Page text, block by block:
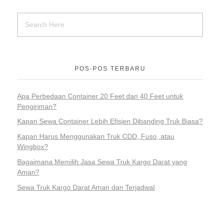
POS-POS TERBARU
Apa Perbedaan Container 20 Feet dan 40 Feet untuk
Pengiriman?
Kapan Sewa Container Lebih Efisien Dibanding Truk Biasa?
Kapan Harus Menggunakan Truk CDD, Fuso, atau
Wingbox?
Bagaimana Memilih Jasa Sewa Truk Kargo Darat yang
Aman?
Sewa Truk Kargo Darat Aman dan Terjadwal